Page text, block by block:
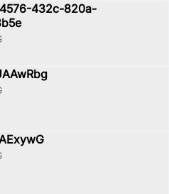
432c-820a-